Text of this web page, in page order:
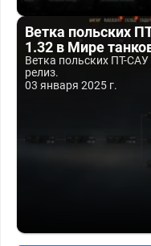
Ветка польских
1.32 в Мире
Ветка польских ПТ-
релиз.
03 января 2025 г.